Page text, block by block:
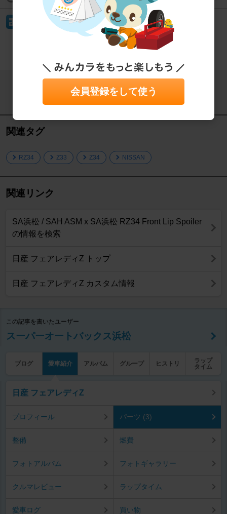
もっと見る
この記事をシェアする
関連タグ
RZ34 Z33 Z34 NISSAN
関連リンク
SA浜松 / SAH ASM x SA浜松 RZ34 Front Lip Spoiler
の情報を検索
日産 フェアレディZ トップ
日産 フェアレディZ カスタム情報
この記事を書いたユーザー
スーパーオートバックス浜松
ブログ 愛車紹介 アルバム グループ ヒストリ
ラップ
タイム
日産 フェアレディZ
プロフィール パーツ (3)
整備 燃費
フォトアルバム フォトギャラリー
クルマレビュー ラップタイム
愛車ログ 買い物
会員登録をして使う